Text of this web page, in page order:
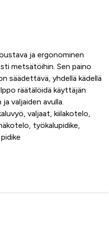
ja ergonominen
metsätöihin. Sen paino
säädettävä, yhdellä kädellä
räätälöidä käyttäjän
valjaiden avulla.
valjaat, kiilakotelo,
työkalupidike,